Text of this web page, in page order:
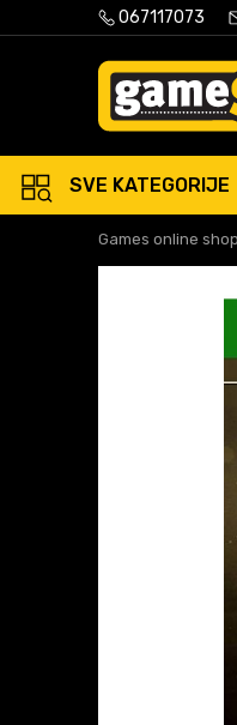
067117073
ISPORUKA
SVE KATEGORIJE
Games online shop